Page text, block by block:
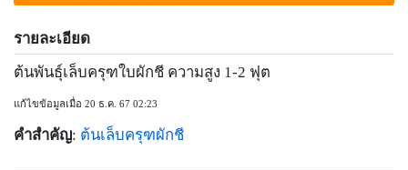
รายละเอียด
ต้นพันธุ์เล็บครุฑใบผักชี ความสูง 1-2 ฟุต
แก้ไขข้อมูลเมื่อ 20 ธ.ค. 67 02:23
คำสำคัญ: ต้นเล็บครุฑผักชี